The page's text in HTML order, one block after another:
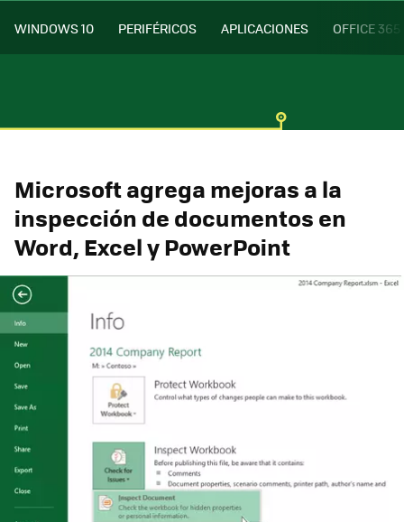
WINDOWS 10 PERIFÉRICOS APLICACIONES OFFICE 365
Microsoft agrega mejoras a la
inspección de documentos en
Word, Excel y PowerPoint